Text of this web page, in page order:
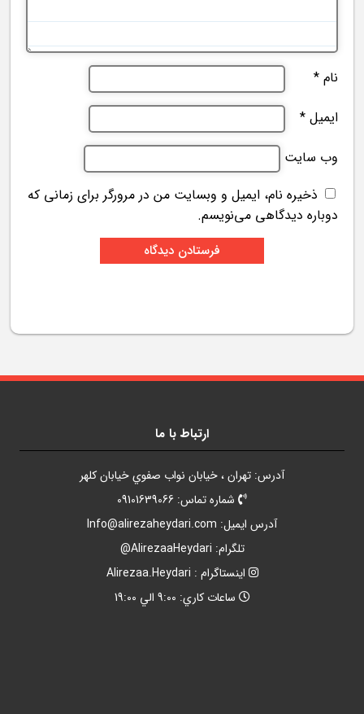
نام *
ایمیل *
وب‌ سایت
ذخیره نام، ایمیل و وبسایت من در مرورگر برای زمانی که
دوباره دیدگاهی می‌نویسم.
ارتباط با ما
آدرس: تهران ، خيابان نواب صفوي خيابان کلهر
شماره تماس: 09101639066
آدرس ايميل: Info@alirezaheydari.com
تلگرام: AlirezaaHeydari@
اينستاگرام : Alirezaa.Heydari
ساعات کاري: 9:00 الي 19:00